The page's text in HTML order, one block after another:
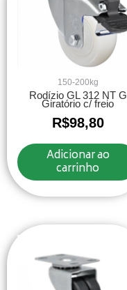
150-200kg
Rodízio GL 312 NT G
Giratório c/ freio
R$98,80
Adicionar ao
carrinho